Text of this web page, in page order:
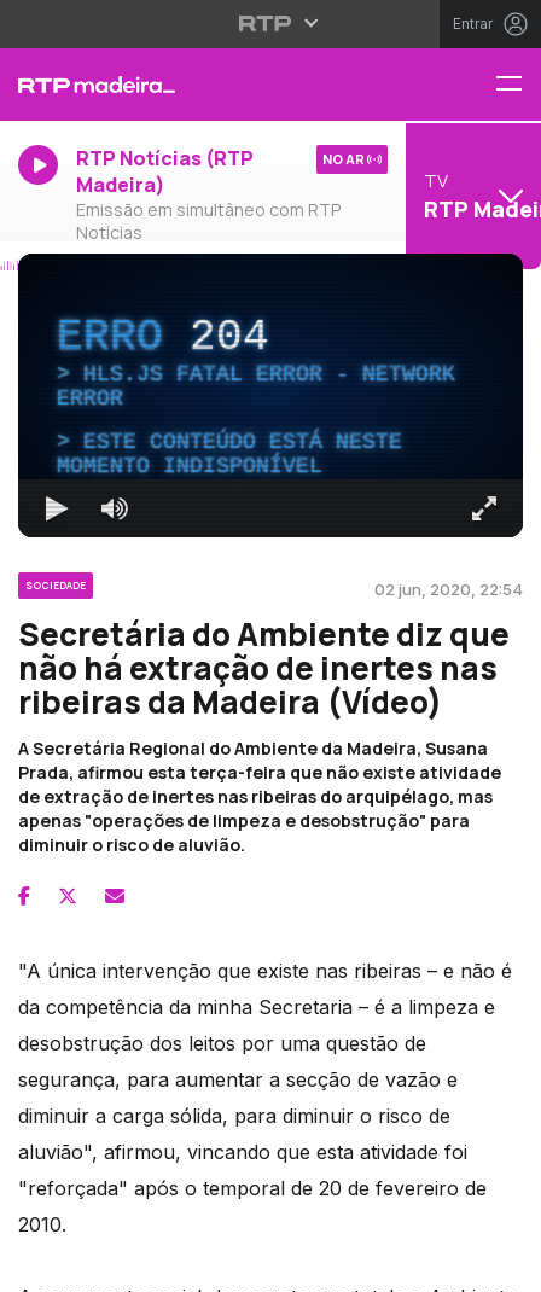
Entrar
RTP Notícias (RTP
Madeira)
Emissão em simultâneo com RTP
Notícias
NO AR
TV
RTP
ERRO204
HLS.JS FATAL ERROR - NETWORK
ERROR
ESTE CONTEÚDO ESTÁ NESTE
MOMENTO INDISPONÍVEL
SOCIEDADE 02 jun, 2020, 22:54
Secretária do Ambiente diz que
não há extração de inertes nas
ribeiras da Madeira (Vídeo)
A Secretária Regional do Ambiente da Madeira, Susana
Prada, afirmou esta terça-feira que não existe atividade
de extração de inertes nas ribeiras do arquipélago, mas
apenas "operações de limpeza e desobstrução" para
diminuir o risco de aluvião.
"A única intervenção que existe nas ribeiras – e não é
da competência da minha Secretaria – é a limpeza e
desobstrução dos leitos por uma questão de
segurança, para aumentar a secção de vazão e
diminuir a carga sólida, para diminuir o risco de
aluvião", afirmou, vincando que esta atividade foi
"reforçada" após o temporal de 20 de fevereiro de
2010.